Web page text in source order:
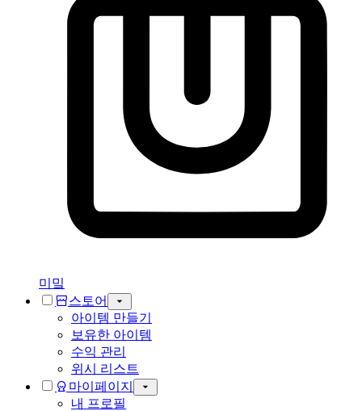
미밐
스토어
아이템 만들기
보유한 아이템
수익 관리
위시 리스트
마이페이지
내 프로필